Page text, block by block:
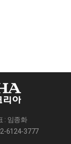
: 임종화
6124-3777